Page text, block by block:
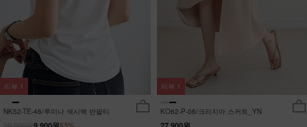
NK52-TE-46/루미나 섹시백 반팔티
리뷰 1
KO62-P-06/크리지아 스커트_YN
리뷰 1